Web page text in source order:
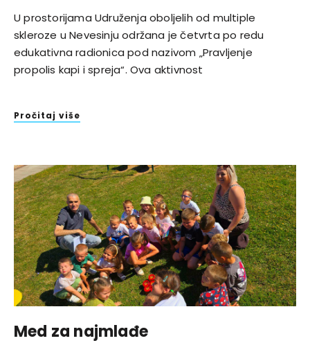
U prostorijama Udruženja oboljelih od multiple
skleroze u Nevesinju održana je četvrta po redu
edukativna radionica pod nazivom „Pravljenje
propolis kapi i spreja“. Ova aktivnost
Pročitaj više
Med za najmlađe